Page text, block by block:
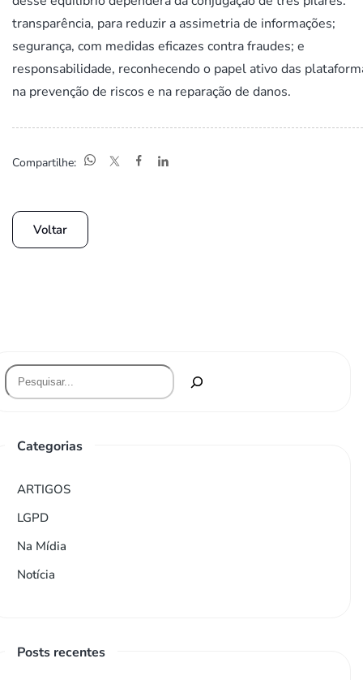
transparência, para reduzir a assimetria de informações;
segurança, com medidas eficazes contra fraudes; e
responsabilidade, reconhecendo o papel ativo das
na prevenção de riscos e na reparação de danos.
Compartilhe:
Voltar
Categorias
ARTIGOS
LGPD
Na Mídia
Notícia
Posts recentes